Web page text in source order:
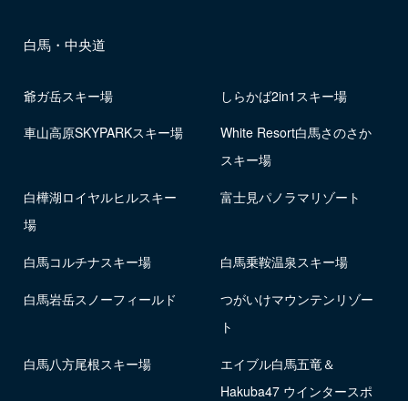
白馬・中央道
爺ガ岳スキー場 しらかば2in1スキー場
車山高原SKYPARKスキー場
White Resort白馬さのさか
スキー場
白樺湖ロイヤルヒルスキー
場
富士見パノラマリゾート
白馬コルチナスキー場 白馬乗鞍温泉スキー場
白馬岩岳スノーフィールド
つがいけマウンテンリゾー
ト
白馬八方尾根スキー場
エイブル白馬五竜＆
Hakuba47 ウインタースポ